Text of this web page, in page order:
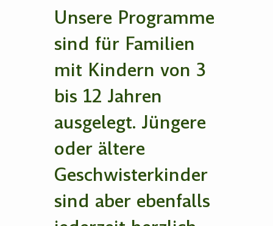
Unsere Programme
sind für Familien
mit Kindern von 3
bis 12 Jahren
ausgelegt. Jüngere
oder ältere
Geschwisterkinder
sind aber ebenfalls